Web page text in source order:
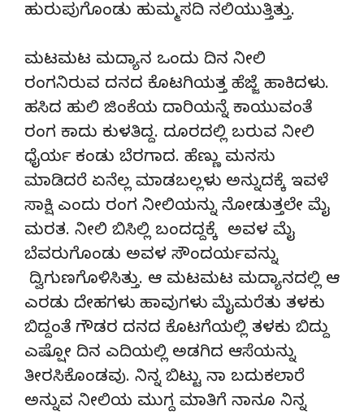
ಹುರುಪುಗೊಂಡು ಹುಮ್ಮಸದಿ ನಲಿಯುತ್ತಿತ್ತು.
ಮಟಮಟ ಮದ್ಯಾನ ಒಂದು ದಿನ ನೀಲಿ
ರಂಗನಿರುವ ದನದ ಕೊಟಗಿಯತ್ತ ಹೆಜ್ಜೆ ಹಾಕಿದಳು.
ಹಸಿದ ಹುಲಿ ಜಿಂಕೆಯ ದಾರಿಯನ್ನೆ ಕಾಯುವಂತೆ
ರಂಗ ಕಾದು ಕುಳತಿದ್ದ. ದೂರದಲ್ಲಿ ಬರುವ ನೀಲಿ
ಧೈರ್ಯ ಕಂಡು ಬೆರಗಾದ. ಹೆಣ್ಣು ಮನಸು
ಮಾಡಿದರೆ ಏನೆಲ್ಲ ಮಾಡಬಲ್ಲಳು ಅನ್ನುದಕ್ಕೆ ಇವಳೆ
ಸಾಕ್ಷಿ ಎಂದು ರಂಗ ನೀಲಿಯನ್ನು ನೋಡುತ್ತಲೇ ಮೈ
ಮರತ. ನೀಲಿ ಬಿಸಿಲ್ಲಿ ಬಂದದ್ದಕ್ಕೆ ಅವಳ ಮೈ
ಬೆವರುಗೊಂಡು ಅವಳ ಸೌಂದರ್ಯವನ್ನು
ದ್ವಿಗುಣಗೊಳಿಸಿತ್ತು. ಆ ಮಟಮಟ ಮದ್ಯಾನದಲ್ಲಿ ಆ
ಎರಡು ದೇಹಗಳು ಹಾವುಗಳು ಮೈಮರೆತು ತಳಕು
ಬಿದ್ದಂತೆ ಗೌಡರ ದನದ ಕೊಟಗೆಯಲ್ಲಿ ತಳಕು ಬಿದ್ದು
ಎಷ್ಷೋ ದಿನ ಎದಿಯಲ್ಲಿ ಅಡಗಿದ ಆಸೆಯನ್ನು
ತೀರಸಿಕೊಂಡವು. ನಿನ್ನ ಬಿಟ್ಟು ನಾ ಬದುಕಲಾರೆ
ಅನ್ನುವ ನೀಲಿಯ ಮುಗ್ದ ಮಾತಿಗೆ ನಾನೂ ನಿನ್ನ